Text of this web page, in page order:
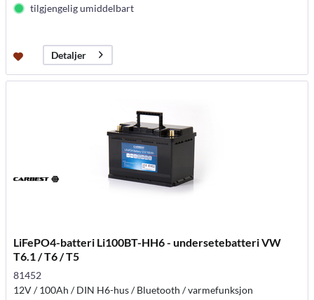
tilgjengelig umiddelbart
Detaljer
LiFePO4-batteri Li100BT-HH6 - undersetebatteri VW
T6.1 / T6 / T5
81452
12V / 100Ah / DIN H6-hus / Bluetooth / varmefunksjon